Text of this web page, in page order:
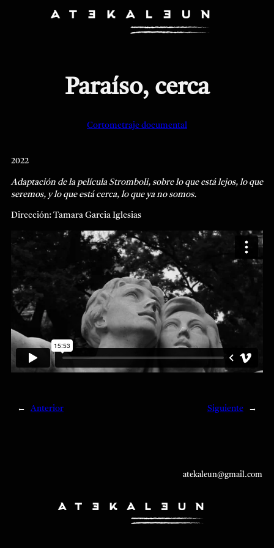
Paraíso, cerca
Cortometraje documental
2022
Adaptación de la película Stromboli, sobre lo que está lejos, lo que
seremos, y lo que está cerca, lo que ya no somos.
Dirección: Tamara Garcia Iglesias
← Anterior Siguiente →
atekaleun@gmail.com